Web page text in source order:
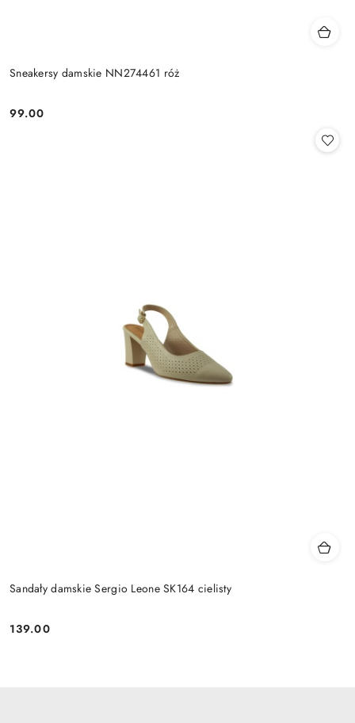
Sneakersy damskie NN274461 róż
Cena:
99.00
Sandały damskie Sergio Leone SK164 cielisty
Cena:
139.00